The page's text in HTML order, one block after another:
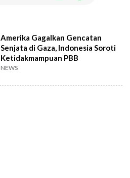
Amerika Gagalkan Gencatan
Senjata di Gaza, Indonesia Soroti
Ketidakmampuan PBB
NEWS